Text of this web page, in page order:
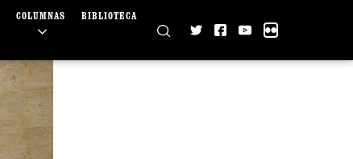
COLUMNAS BIBLIOTECA